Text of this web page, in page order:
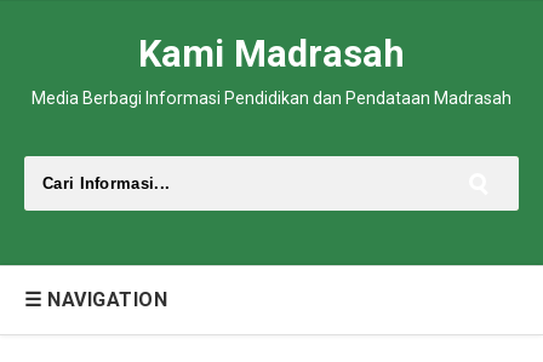
Kami Madrasah
Media Berbagi Informasi Pendidikan dan Pendataan Madrasah
☰ NAVIGATION